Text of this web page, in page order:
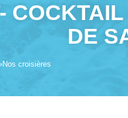
DE
Nos croisières